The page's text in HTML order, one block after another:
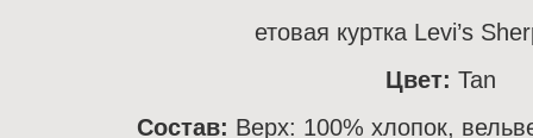
етовая куртка Levi’s
Цвет: Tan
Состав: Верх: 100% хлопок,